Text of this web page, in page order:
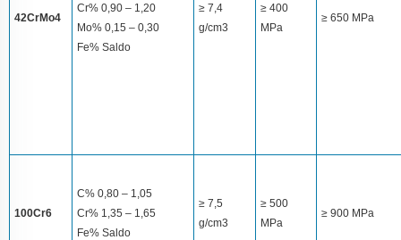
42CrMo4
Cr% 0,90 – 1,20
Mo% 0,15 – 0,30
Fe% Saldo
≥ 7,4
g/cm3
≥ 400
MPa
≥ 650 MPa
100Cr6
C% 0,80 – 1,05
Cr% 1,35 – 1,65
Fe% Saldo
≥ 7,5
g/cm3
≥ 500
MPa
≥ 900 MPa